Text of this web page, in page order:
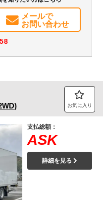
メールで
お問い合わせ
お気に入り
支払総額：
ASK
詳細を見る